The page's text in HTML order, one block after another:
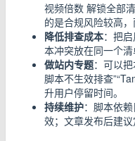
视频倍数 解锁全部
的是合规风险较高，
降低排查成本：把
本冲突放在同一个清
做站内专题：可以
脚本不生效排查
升用户停留时间。
持续维护：脚本依
效；文章发布后建议